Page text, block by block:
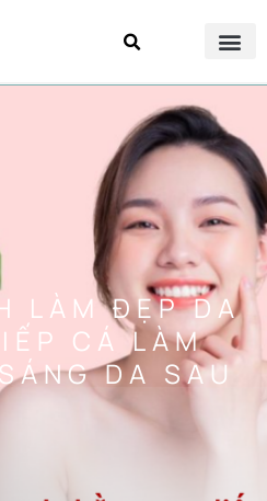
LÀM ĐẸP DA
CÁ LÀM
DA SAU